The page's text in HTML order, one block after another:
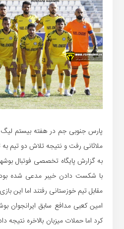
پارس جنوبی جم در هفته بیستم
ملاثانی رفت و نتیجه تلاش دو تیم
به گزارش پایگاه تخصصی فوتبال
با شکست دادن خیبر مدعی شده
مقابل تیم خوزستانی رفتند اما این
امین کعبی مدافع سابق ایرانجوان
کرد اما حملات میزبان بالاخره